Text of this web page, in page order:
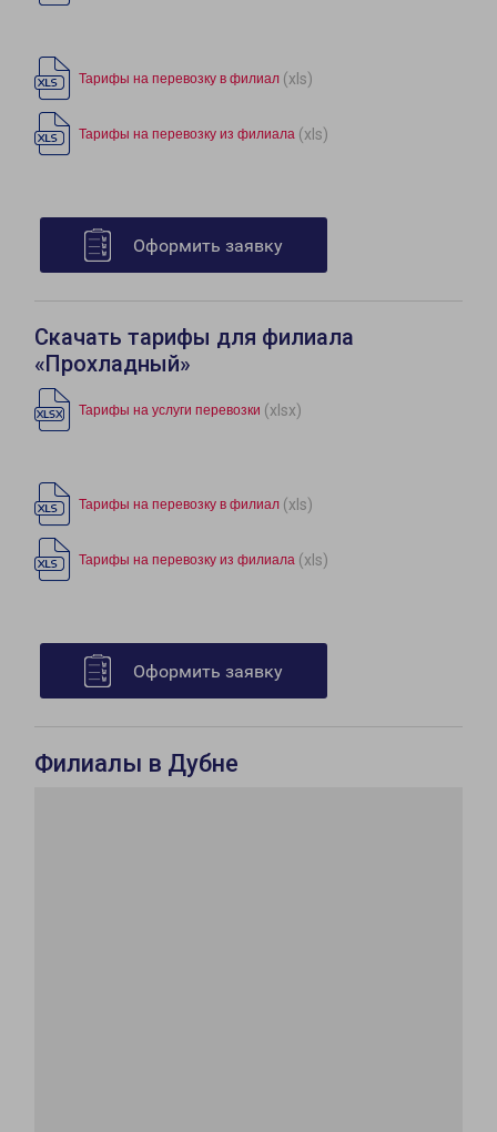
Тарифы на перевозку в филиал (xls)
Тарифы на перевозку из филиала (xls)
Оформить заявку
Скачать тарифы для филиала
«Прохладный»
Тарифы на услуги перевозки (xlsx)
Тарифы на перевозку в филиал (xls)
Тарифы на перевозку из филиала (xls)
Оформить заявку
Филиалы в Дубне